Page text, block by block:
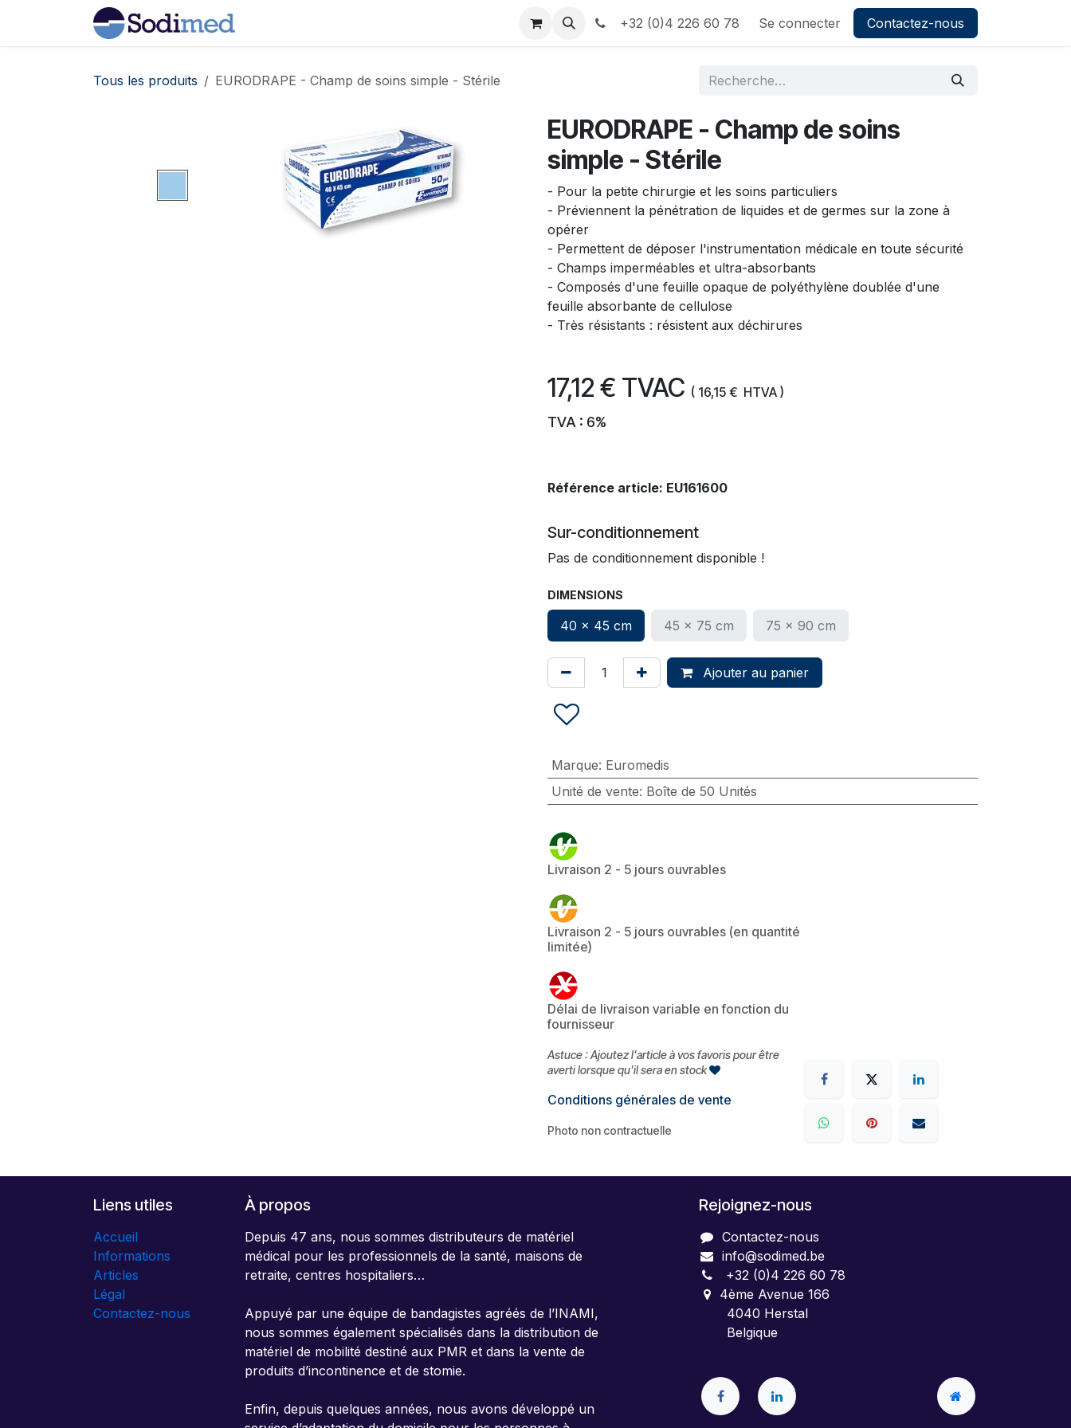
Se rendre au contenu
Informations +32 (0)4 226 60 78 Se connecter Contactez-nous
Tous les produits EURODRAPE - Champ de soins simple - Stérile
EURODRAPE - Champ de soins
simple - Stérile
- Pour la petite chirurgie et les soins particuliers
- Préviennent la pénétration de liquides et de germes sur la zone à
opérer
- Permettent de déposer l'instrumentation médicale en toute sécurité
- Champs imperméables et ultra-absorbants
- Composés d'une feuille opaque de polyéthylène doublée d'une
feuille absorbante de cellulose
- Très résistants : résistent aux déchirures
17,12 € TVAC ( 16,15 € HTVA )
TVA : 6%
Référence article: EU161600
Sur-conditionnement
Pas de conditionnement disponible !
DIMENSIONS
40 x 45 cm 45 x 75 cm 75 x 90 cm
Ajouter au panier
Marque: Euromedis
Unité de vente: Boîte de 50 Unités
Livraison 2 - 5 jours ouvrables
Livraison 2 - 5 jours ouvrables (en quantité
limitée)
Délai de livraison variable en fonction du
fournisseur
Astuce : Ajoutez l'article à vos favoris pour être
averti lorsque qu'il sera en stock
Conditions générales de vente
Photo non contractuelle
Liens utiles
Accueil
Informations
Articles
Légal
Contactez-nous
À propos
Depuis 47 ans, nous sommes distributeurs de matériel
médical pour les professionnels de la santé, maisons de
retraite, centres hospitaliers…
Appuyé par une équipe de bandagistes agréés de l’INAMI,
nous sommes également spécialisés dans la distribution de
matériel de mobilité destiné aux PMR et dans la vente de
produits d’incontinence et de stomie.
Enfin, depuis quelques années, nous avons développé un
Rejoignez-nous
Contactez-nous
info@sodimed.be
+32 (0)4 226 60 78
4ème Avenue 166
4040 Herstal
Belgique